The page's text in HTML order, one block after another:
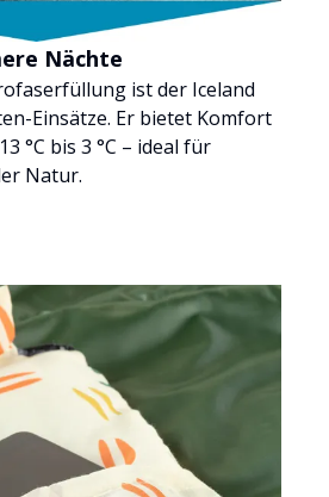
Nächte
ist der Iceland
Einsätze. Er bietet Komfort
°C bis 3 °C – ideal für
Natur.